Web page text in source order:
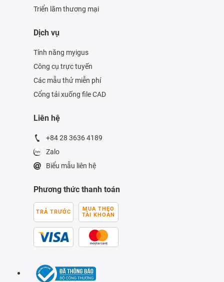
Triển lãm thương mại
Dịch vụ
Tính năng myigus
Công cụ trực tuyến
Các mẫu thử miễn phí
Cổng tải xuống file CAD
Liên hệ
+84 28 3636 4189
Zalo
Biểu mẫu liên hệ
Phương thức thanh toán
TRẢ TRƯỚC
MUA THEO
TÀI KHOẢN